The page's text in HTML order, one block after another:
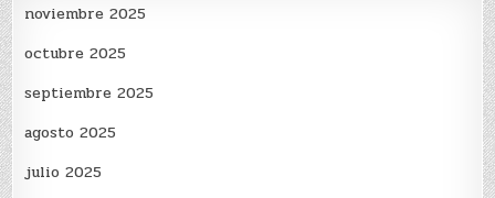
noviembre 2025
octubre 2025
septiembre 2025
agosto 2025
julio 2025